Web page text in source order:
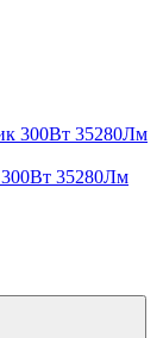
35280Лм